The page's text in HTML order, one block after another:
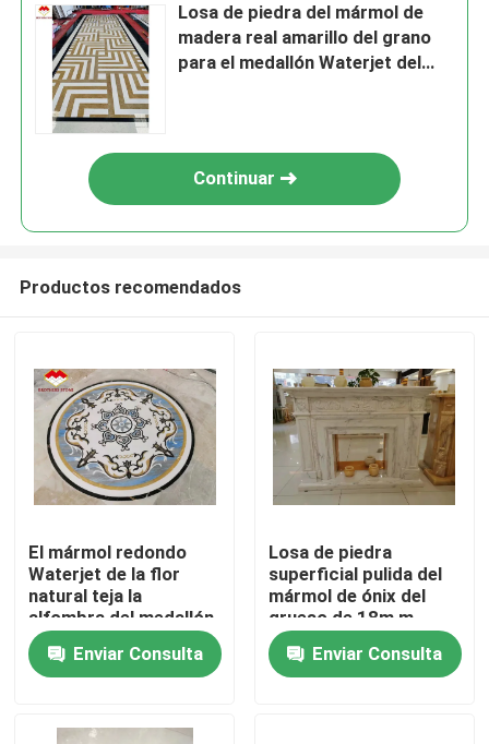
Inicio
Sobre nosotros
Contactos
Losa de piedra del mármol de
madera real amarillo del grano
para el medallón Waterjet del
Continuar
Productos recomendados
El mármol redondo
Waterjet de la flor
natural teja la
alfombra del medallón
Enviar Consulta
Losa de piedra
superficial pulida del
mármol de ónix del
grueso de 18m m
Enviar Consulta